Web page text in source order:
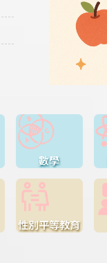
數學
性別平等教育